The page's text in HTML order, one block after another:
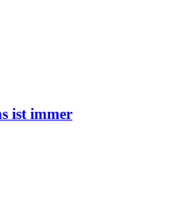
ist immer